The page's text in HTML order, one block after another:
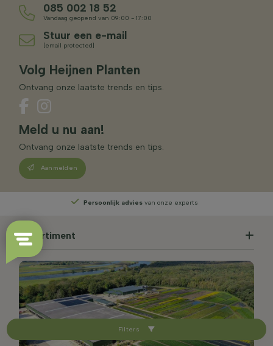
Filters
085 002 18 52
Vandaag geopend van 09:00 - 17:00
Stuur een e-mail
[email protected]
Volg Heijnen Planten
Ontvang onze laatste trends en tips.
Meld u nu aan!
Ontvang onze laatste trends en tips.
Aanmelden
van onze experts
Assortiment